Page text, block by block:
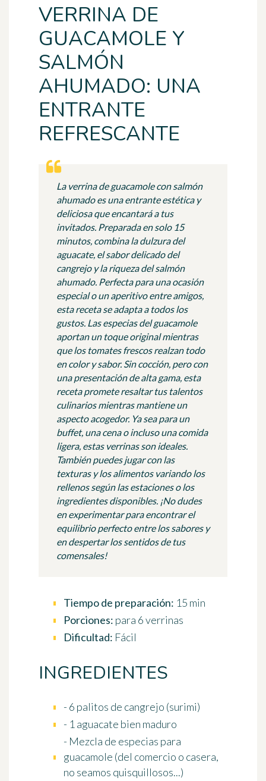
VERRINA DE
GUACAMOLE Y
SALMÓN
AHUMADO: UNA
ENTRANTE
REFRESCANTE
La verrina de guacamole con salmón
ahumado es una entrante estética y
deliciosa que encantará a tus
invitados. Preparada en solo 15
minutos, combina la dulzura del
aguacate, el sabor delicado del
cangrejo y la riqueza del salmón
ahumado. Perfecta para una ocasión
especial o un aperitivo entre amigos,
esta receta se adapta a todos los
gustos. Las especias del guacamole
aportan un toque original mientras
que los tomates frescos realzan todo
en color y sabor. Sin cocción, pero con
una presentación de alta gama, esta
receta promete resaltar tus talentos
culinarios mientras mantiene un
aspecto acogedor. Ya sea para un
buffet, una cena o incluso una comida
ligera, estas verrinas son ideales.
También puedes jugar con las
texturas y los alimentos variando los
rellenos según las estaciones o los
ingredientes disponibles. ¡No dudes
en experimentar para encontrar el
equilibrio perfecto entre los sabores y
en despertar los sentidos de tus
comensales!
Tiempo de preparación: 15 min
Porciones: para 6 verrinas
Dificultad: Fácil
INGREDIENTES
- 6 palitos de cangrejo (surimi)
- 1 aguacate bien maduro
- Mezcla de especias para
guacamole (del comercio o casera,
no seamos quisquillosos...)